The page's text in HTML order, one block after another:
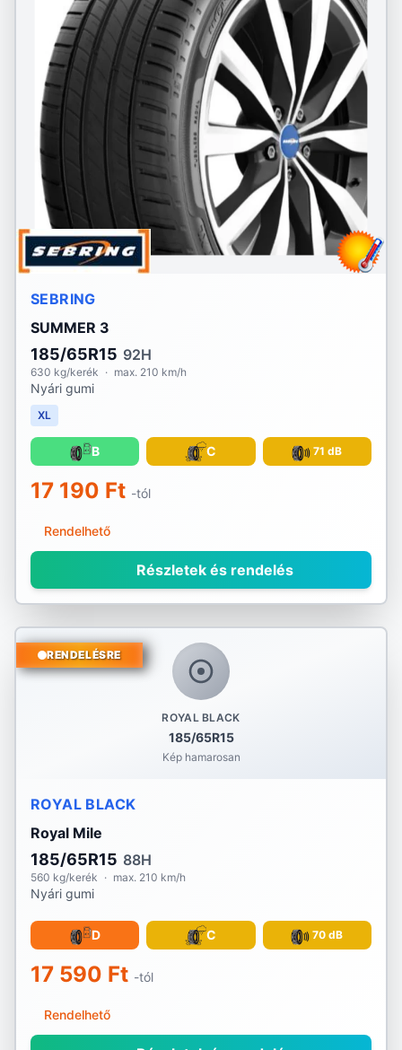
SEBRING
SUMMER 3
185/65R15 92H
630 kg/kerék · max. 210 km/h
Nyári gumi
XL
B C 71 dB
17 190 Ft -tól
Rendelhető
Részletek és rendelés
ROYAL BLACK
185/65R15
Kép hamarosan
RENDELÉSRE
ROYAL BLACK
Royal Mile
185/65R15 88H
560 kg/kerék · max. 210 km/h
Nyári gumi
D C 70 dB
17 590 Ft -tól
Rendelhető